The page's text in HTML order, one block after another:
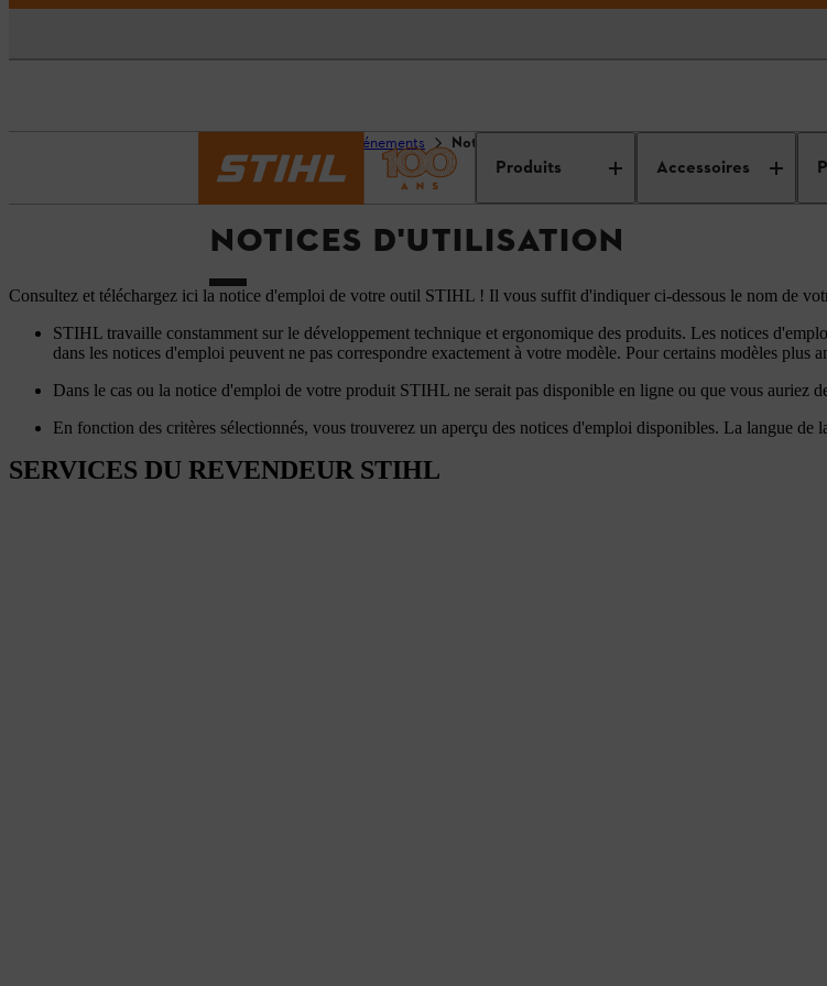
Produits Accessoires
Services et événements Notices d'utilisation
NOTICES D'UTILISATION
Consultez et téléchargez ici la notice d'emploi de votre outil STIHL ! Il vous suffit d'indiquer ci-dessous le nom de
STIHL travaille constamment sur le développement technique et ergonomique des produits. Les notices
dans les notices d'emploi peuvent ne pas correspondre exactement à votre modèle. Pour certains modèles plus
Dans le cas ou la notice d'emploi de votre produit STIHL ne serait pas disponible en ligne ou que vous auriez
En fonction des critères sélectionnés, vous trouverez un aperçu des notices d'emploi disponibles. La langue
SERVICES DU REVENDEUR STIHL